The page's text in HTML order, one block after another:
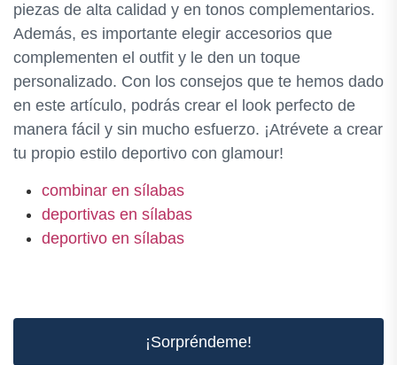
piezas de alta calidad y en tonos complementarios.
Además, es importante elegir accesorios que
complementen el outfit y le den un toque
personalizado. Con los consejos que te hemos dado
en este artículo, podrás crear el look perfecto de
manera fácil y sin mucho esfuerzo. ¡Atrévete a crear
tu propio estilo deportivo con glamour!
combinar en sílabas
deportivas en sílabas
deportivo en sílabas
¡Sorpréndeme!